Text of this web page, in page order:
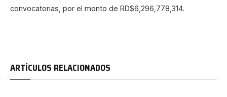
convocatorias, por el monto de RD$6,296,778,314.
ARTÍCULOS RELACIONADOS